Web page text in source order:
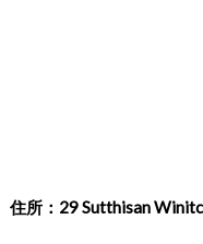
住所：29 Sutthisan